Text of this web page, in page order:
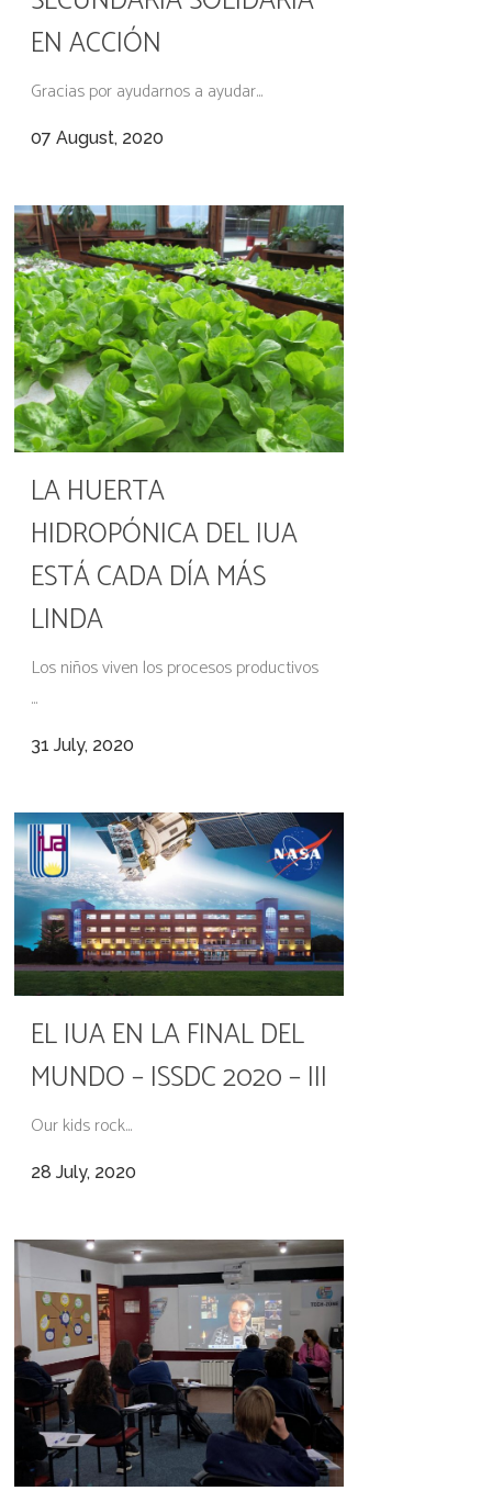
EN ACCIÓN
Gracias por ayudarnos a ayudar...
07 August, 2020
LA HUERTA
HIDROPÓNICA DEL IUA
ESTÁ CADA DÍA MÁS
LINDA
Los niños viven los procesos productivos
...
31 July, 2020
EL IUA EN LA FINAL DEL
MUNDO – ISSDC 2020 – III
Our kids rock...
28 July, 2020